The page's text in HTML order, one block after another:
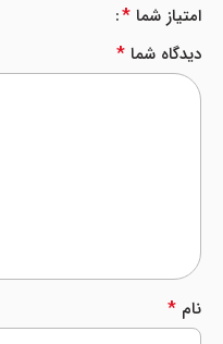
امتیاز شما *
دیدگاه شما *
نام *